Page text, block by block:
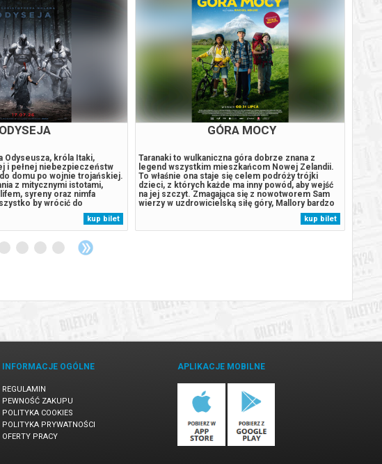
ODYSEJA
Odyseusza, króla Itaki,
i pełnej niebezpieczeństw
domu po wojnie trojańskiej.
z mitycznymi istotami,
syreny oraz nimfa
by wrócić do
Czas trwania: 173 minut
Bilety24. W przypadku...
kup bilet
GÓRA MOCY
Taranaki to wulkaniczna góra dobrze znana z
legend wszystkim mieszkańcom Nowej Zelandii.
To właśnie ona staje się celem podróży trójki
dzieci, z których każde ma inny powód, aby wejść
na jej szczyt. Zmagająca się z nowotworem Sam
wierzy w uzdrowicielską siłę góry, Mallory bardzo
chciałby znaleźć przyjaciół, a Bronco od zawsze
chciał podbić Taranaki, którą jego przodkowie
darzą wielkim szacunkiem. Droga...
kup bilet
INFORMACJE OGÓLNE
REGULAMIN
PEWNOŚĆ ZAKUPU
POLITYKA COOKIES
POLITYKA PRYWATNOŚCI
OFERTY PRACY
APLIKACJE MOBILNE